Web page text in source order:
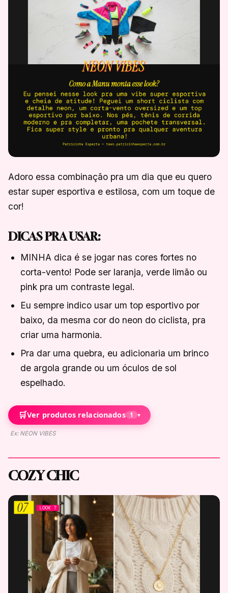
Adoro essa combinação pra um dia que eu quero
estar super esportiva e estilosa, com um toque de
cor!
DICAS PRA USAR:
MINHA dica é se jogar nas cores fortes no
corta-vento! Pode ser laranja, verde limão ou
pink pra um contraste legal.
Eu sempre indico usar um top esportivo por
baixo, da mesma cor do neon do ciclista, pra
criar uma harmonia.
Pra dar uma quebra, eu adicionaria um brinco
de argola grande ou um óculos de sol
espelhado.
🛒Ver produtos relacionados 1 ▾
Ex: NEON VIBES
COZY CHIC